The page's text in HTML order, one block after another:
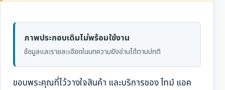
ภาพประกอบเดิมไม่พร้อมใช้งาน
ข้อมูลและรายละเอียดในบทความยังอ่านได้ตามปกติ
ขอบพระคุณที่ไว้วางใจสินค้า และบริการของ ไทม์ แอค